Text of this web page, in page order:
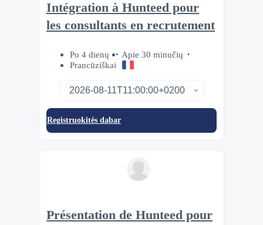
Intégration à Hunteed pour
les consultants en recrutement
Po 4 dienų
Apie 30 minučių
Prancūziškai
Registruokitės dabar
Présentation de Hunteed pour